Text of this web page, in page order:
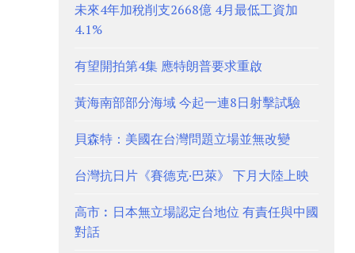
未來4年加稅削支2668億 4月最低工資加
4.1%
有望開拍第4集 應特朗普要求重啟
黃海南部部分海域 今起一連8日射擊試驗
貝森特：美國在台灣問題立場並無改變
台灣抗日片《賽德克·巴萊》 下月大陸上映
高市︰日本無立場認定台地位 有責任與中國
對話